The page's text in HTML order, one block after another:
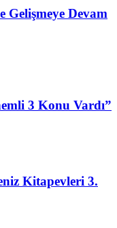
Gelişmeye Devam
3 Konu Vardı”
Kitapevleri 3.